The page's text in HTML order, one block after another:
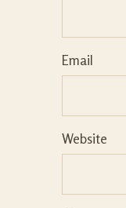
Email
Website